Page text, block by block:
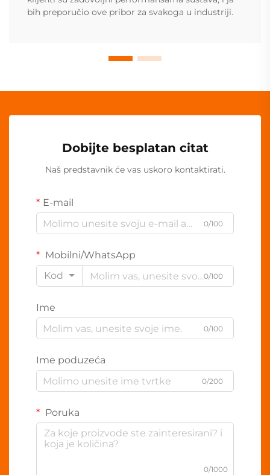
bih preporučio ove pribor za svakoga u industriji.
Dobijte besplatan citat
Naš predstavnik će vas uskoro kontaktirati.
E-mail
0/100
Mobilni/WhatsApp
Kod
0/100
Ime
0/100
Ime poduzeća
0/200
Poruka
0/1000